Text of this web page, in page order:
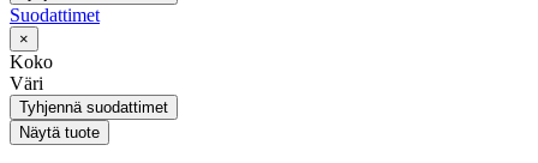
Suodattimet
×
Koko
Väri
Tyhjennä suodattimet
Näytä tuote